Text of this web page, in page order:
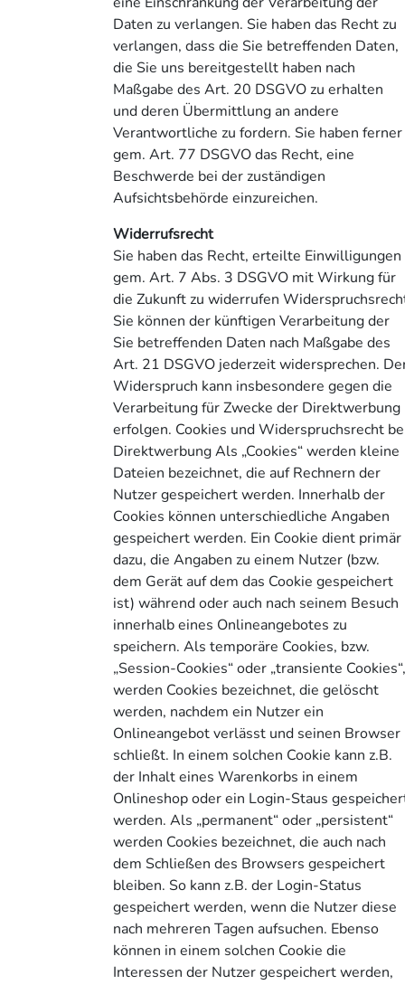
Daten zu verlangen. Sie haben das Recht zu
verlangen, dass die Sie betreffenden Daten,
die Sie uns bereitgestellt haben nach
Maßgabe des Art. 20 DSGVO zu erhalten
und deren Übermittlung an andere
Verantwortliche zu fordern. Sie haben ferner
gem. Art. 77 DSGVO das Recht, eine
Beschwerde bei der zuständigen
Aufsichtsbehörde einzureichen.
Widerrufsrecht
Sie haben das Recht, erteilte Einwilligungen
gem. Art. 7 Abs. 3 DSGVO mit Wirkung für
die Zukunft zu widerrufen
Sie können der künftigen Verarbeitung der
Sie betreffenden Daten nach Maßgabe des
Art. 21 DSGVO jederzeit widersprechen.
Widerspruch kann insbesondere gegen die
Verarbeitung für Zwecke der Direktwerbung
erfolgen. Cookies und Widerspruchsrecht
Direktwerbung Als „Cookies“ werden kleine
Dateien bezeichnet, die auf Rechnern der
Nutzer gespeichert werden. Innerhalb der
Cookies können unterschiedliche Angaben
gespeichert werden. Ein Cookie dient primär
dazu, die Angaben zu einem Nutzer (bzw.
dem Gerät auf dem das Cookie gespeichert
ist) während oder auch nach seinem Besuch
innerhalb eines Onlineangebotes zu
speichern. Als temporäre Cookies, bzw.
„Session-Cookies“ oder „transiente
werden Cookies bezeichnet, die gelöscht
werden, nachdem ein Nutzer ein
Onlineangebot verlässt und seinen Browser
schließt. In einem solchen Cookie kann z.B.
der Inhalt eines Warenkorbs in einem
Onlineshop oder ein Login-Staus
werden. Als „permanent“ oder „persistent“
werden Cookies bezeichnet, die auch nach
dem Schließen des Browsers gespeichert
bleiben. So kann z.B. der Login-Status
gespeichert werden, wenn die Nutzer diese
nach mehreren Tagen aufsuchen. Ebenso
können in einem solchen Cookie die
Interessen der Nutzer gespeichert werden,